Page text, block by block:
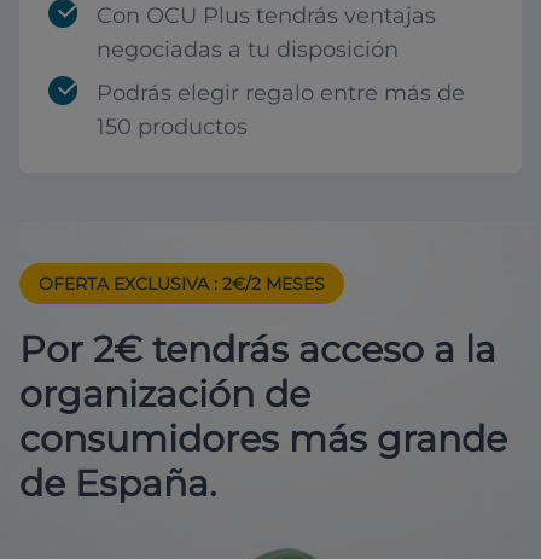
Con OCU Plus tendrás ventajas
negociadas a tu disposición
Podrás elegir regalo entre más de
150 productos
OFERTA EXCLUSIVA : 2€/2 MESES
Por 2€ tendrás acceso a la
organización de
consumidores más grande
de España.